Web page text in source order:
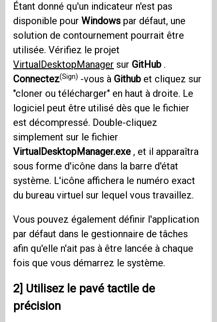
Étant donné qu'un indicateur n'est pas
disponible pourWindows par défaut, une
solution de contournement pourrait être
utilisée. Vérifiez le projet
VirtualDesktopManager sur GitHub .
Connectez(Sign) -vous à Github et cliquez sur
"cloner ou télécharger" en haut à droite. Le
logiciel peut être utilisé dès que le fichier
est décompressé. Double-cliquez
simplement sur le fichier
VirtualDesktopManager.exe , et il apparaîtra
sous forme d'icône dans la barre d'état
système. L'icône affichera le numéro exact
du bureau virtuel sur lequel vous travaillez.
Vous pouvez également définir l'application
par défaut dans le gestionnaire de tâches
afin qu'elle n'ait pas à être lancée à chaque
fois que vous démarrez le système.
2] Utilisez le pavé tactile de
précision